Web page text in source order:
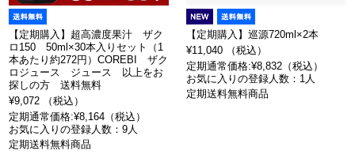
【定期購入】超高濃度果汁 ザク
ロ150 50ml×30本入りセット（1
本あたり約272円）COREBI ザク
ロジュース ジュース 以上をお
探しの方 送料無料
¥9,072 （税込）
定期通常価格:¥8,164（税込）
お気に入りの登録人数：9人
定期送料無料商品
【定期購入】巡源720ml×2本
¥11,040 （税込）
定期通常価格:¥8,832（税込）
お気に入りの登録人数：1人
定期送料無料商品